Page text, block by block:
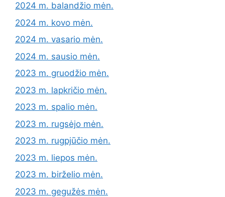
2024 m. balandžio mėn.
2024 m. kovo mėn.
2024 m. vasario mėn.
2024 m. sausio mėn.
2023 m. gruodžio mėn.
2023 m. lapkričio mėn.
2023 m. spalio mėn.
2023 m. rugsėjo mėn.
2023 m. rugpjūčio mėn.
2023 m. liepos mėn.
2023 m. birželio mėn.
2023 m. gegužės mėn.